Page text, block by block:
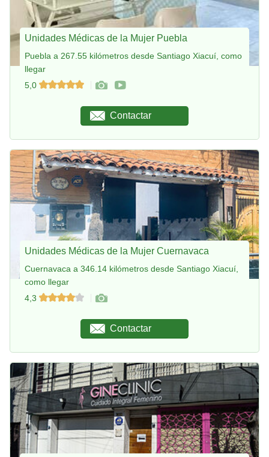
Unidades Médicas de la Mujer Puebla
Puebla a 267.55 kilómetros desde Santiago Xiacuí, como
llegar
5,0
Contactar
Unidades Médicas de la Mujer Cuernavaca
Cuernavaca a 346.14 kilómetros desde Santiago Xiacuí,
como llegar
4,3
Contactar